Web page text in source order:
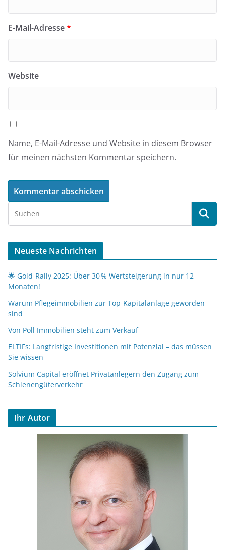
E-Mail-Adresse*
Website
Name, E-Mail-Adresse und Website in diesem Browser
für meinen nächsten Kommentar speichern.
Neueste Nachrichten
🌟 Gold-Rally 2025: Über 30 % Wertsteigerung in nur 12
Monaten!
Warum Pflegeimmobilien zur Top-Kapitalanlage geworden
sind
Von Poll Immobilien steht zum Verkauf
ELTIFs: Langfristige Investitionen mit Potenzial – das müssen
Sie wissen
Solvium Capital eröffnet Privatanlegern den Zugang zum
Schienengüterverkehr
Ihr Autor